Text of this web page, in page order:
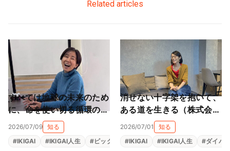
Related articles
すべては地球の未来のため
に、命を使い切る循環の旅
（株式会社スター・フロー
レス 星子桜文）
2026/07/09 知る
#IKIGAI #IKIGAI人生 #ピックアップ #地域貢献 #源泉 #社会貢
消せない十字架を抱いて、
ある道を生きる（株式会社
ライフサカス 西部沙緒
2026/07/01
知る
#IKIGAI #IKIGAI人生 #ダイバ